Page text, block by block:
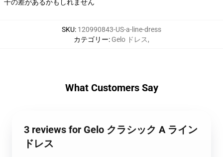
干の差があるかもしれません
SKU: 120990843-US-a-line-dress
カテゴリー: Gelo ドレス,
What Customers Say
3 reviews for Gelo クラシック A ライン
ドレス